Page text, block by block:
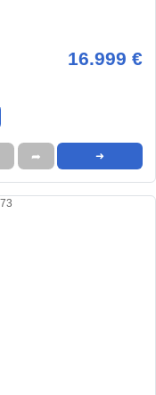
16.999 €
➦ ➜